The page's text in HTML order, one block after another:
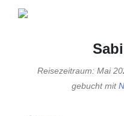
Reisezeitraum: Mai
gebucht mit